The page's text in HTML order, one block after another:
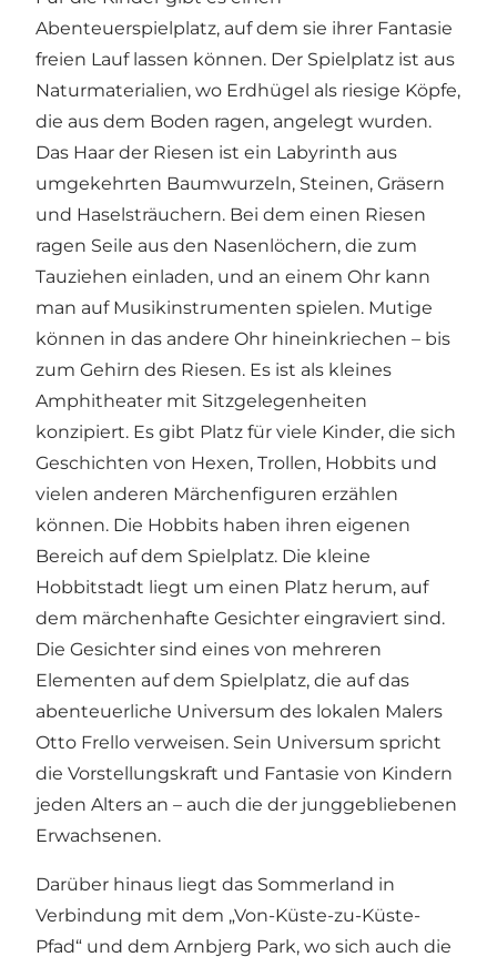
Abenteuerspielplatz, auf dem sie ihrer Fantasie
freien Lauf lassen können. Der Spielplatz ist aus
Naturmaterialien, wo Erdhügel als riesige Köpfe,
die aus dem Boden ragen, angelegt wurden.
Das Haar der Riesen ist ein Labyrinth aus
umgekehrten Baumwurzeln, Steinen, Gräsern
und Haselsträuchern. Bei dem einen Riesen
ragen Seile aus den Nasenlöchern, die zum
Tauziehen einladen, und an einem Ohr kann
man auf Musikinstrumenten spielen. Mutige
können in das andere Ohr hineinkriechen – bis
zum Gehirn des Riesen. Es ist als kleines
Amphitheater mit Sitzgelegenheiten
konzipiert. Es gibt Platz für viele Kinder, die sich
Geschichten von Hexen, Trollen, Hobbits und
vielen anderen Märchenfiguren erzählen
können. Die Hobbits haben ihren eigenen
Bereich auf dem Spielplatz. Die kleine
Hobbitstadt liegt um einen Platz herum, auf
dem märchenhafte Gesichter eingraviert sind.
Die Gesichter sind eines von mehreren
Elementen auf dem Spielplatz, die auf das
abenteuerliche Universum des lokalen Malers
Otto Frello verweisen. Sein Universum spricht
die Vorstellungskraft und Fantasie von Kindern
jeden Alters an – auch die der junggebliebenen
Erwachsenen.
Darüber hinaus liegt das Sommerland in
Verbindung mit dem „Von-Küste-zu-Küste-
Pfad“ und dem Arnbjerg Park, wo sich auch die